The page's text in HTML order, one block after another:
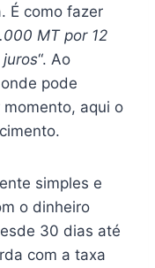
É como fazer
MT por 12
juros“. Ao
pode
aqui o
simples e
o dinheiro
30 dias até
com a taxa